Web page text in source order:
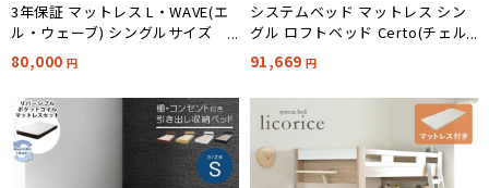
3年保証 マットレス L・WAVE(エ
ル・ウェーブ) シングルサイズ
97x195cm 厚さ16cm
80,000 円
システムベッド マットレス シン
グル ロフトベッド Certo(チェル
ト) 2色対応 + Unity(ユニティ) ホ
ワイト
91,669 円